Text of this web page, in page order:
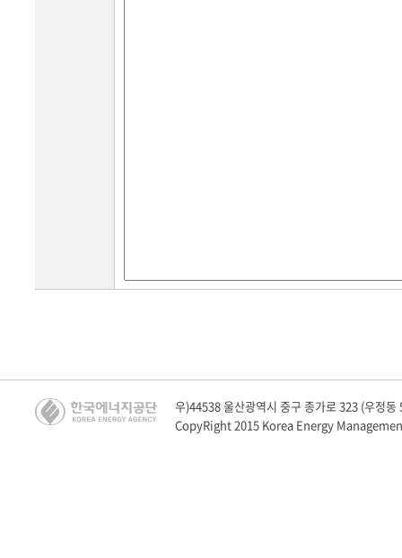
우)44538 울산광역시 중구 종가로 323 (우정
CopyRight 2015 Korea Energy